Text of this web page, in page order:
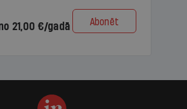
21,00 €/gadā Abonēt